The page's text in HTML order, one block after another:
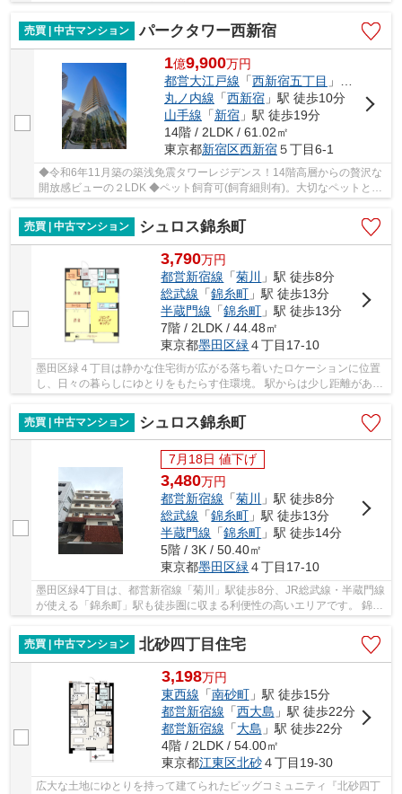
売買 | 中古マンション
パークタワー西新宿
1億9,900万円
都営大江戸線 「西新宿五丁目 」駅 徒歩7分
丸ノ内線 「西新宿」駅 徒歩10分
山手線 「新宿」駅 徒歩19分
14階 / 2LDK / 61.02㎡
東京都新宿区西新宿５丁目6-1
◆令和6年11月築の築浅免震タワーレジデンス！14階高層からの贅沢な
開放感ビューの２LDK ◆ペット飼育可(飼育細則有)。大切なペットと暮
らせる安らぎの住空間
売買 | 中古マンション
シュロス錦糸町
3,790万円
都営新宿線 「菊川
」駅 徒歩8分
総武線 「錦糸町 」駅 徒歩13分
半蔵門線 「錦糸町 」駅 徒歩13分
7階 / 2LDK / 44.48㎡
東京都墨田区緑 ４丁目17-10
墨田区緑４丁目は静かな住宅街が広がる落ち着いたロケーションに位置
し、日々の暮らしにゆとりをもたらす住環境。 駅からは少し距離がある
分、周辺は穏やかな雰囲気が保たれており、静...
売買 | 中古マンション
シュロス錦糸町
7月18日 値下げ
3,480万円
都営新宿線 「菊川
」駅 徒歩8分
総武線 「錦糸町 」駅 徒歩13分
半蔵門線 「錦糸町 」駅 徒歩14分
5階 / 3K / 50.40㎡
東京都墨田区緑４丁目17-10
墨田区緑4丁目は、都営新宿線「菊川」駅徒歩8分、JR総武線・半蔵門線
が使える「錦糸町」駅も徒歩圏に収まる利便性の高いエリアです。 錦糸
売買 | 中古マンション
北砂四丁目住宅
3,198万円
東西線 「南砂町」駅 徒歩15分
都営新宿線 「西大島 」駅 徒歩22分
都営新宿線 「大島 」駅 徒歩22分
4階 / 2LDK / 54.00㎡
東京都江東区北砂４丁目19-30
広大な土地にゆとりを持って建てられたビッグコミュニティ『北砂四丁